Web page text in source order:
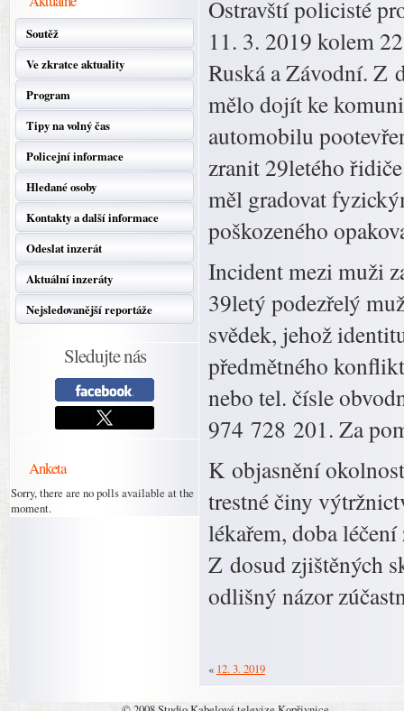
Soutěž
Ve zkratce aktuality
Program
Tipy na volný čas
Policejní informace
Hledané osoby
Kontakty a další informace
Odeslat inzerát
Aktuální inzeráty
Nejsledovanější reportáže
Sledujte nás
Anketa
Sorry, there are no polls available at the
moment.
Ostravští policisté
11. 3. 2019 kolem
Ruská a Závodní. Z
mělo dojít ke
automobilu
zranit 29letého
měl gradovat
poškozeného
Incident mezi muži
39letý podezřelý
svědek, jehož
předmětného
nebo tel. čísle
974 728 201. Za
K objasnění
trestné činy
lékařem, doba
Z dosud zjištěných
odlišný názor
« 12. 3. 2019